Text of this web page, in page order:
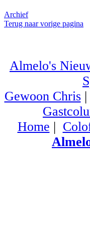
Archief
Terug naar vorige pagina
Almelo's
Gewoon Chris|
Home |